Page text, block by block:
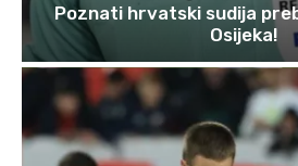
Poznati hrvatski sudija
Osijeka!